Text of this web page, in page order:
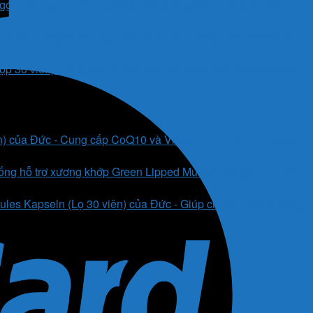
- Dùng cho tiêu hoá kém, ăn không tiêu, biếng ăn, tiêu
30 viên) - Giúp chống oxy hoá, tốt cho sức khoẻ tim mạch
Đức - Cung cấp CoQ10 và Vitamin giúp hỗ trợ tim mạch,
hỗ trợ xương khớp Green Lipped Mussel Kapseln (Lọ 60
Kapseln (Lọ 30 viên) của Đức - Giúp chuyển hoá đường,